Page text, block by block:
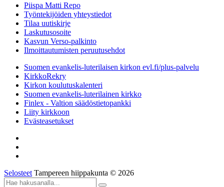
Piispa Matti Repo
Työntekijöiden yhteystiedot
Tilaa uutiskirje
Laskutusosoite
Kasvun Verso-palkinto
Ilmoittautumisten peruutusehdot
Suomen evankelis-luterilaisen kirkon evl.fi/plus-palvelu
KirkkoRekry
Kirkon koulutuskalenteri
Suomen evankelis-luterilainen kirkko
Finlex - Valtion säädöstietopankki
Liity kirkkoon
Evästeasetukset
Selosteet Tampereen hiippakunta © 2026